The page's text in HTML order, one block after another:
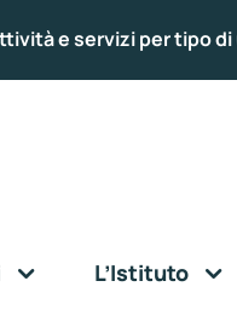
e servizi per tipo
L’Istituto